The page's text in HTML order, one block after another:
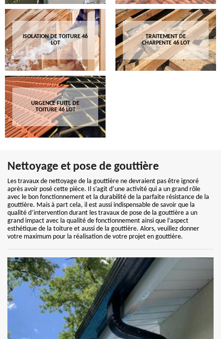
ISOLATION DE TOITURE 46
LOT
TRAITEMENT DE
CHARPENTE 46 LOT
URGENCE FUITE DE
TOITURE 46 LOT
Nettoyage et pose de gouttière
Les travaux de nettoyage de la gouttière ne devraient pas être ignoré
après avoir posé cette pièce. Il s’agit d’une activité qui a un grand rôle
avec le bon fonctionnement et la durabilité de la parfaite résistance de la
gouttière. Mais à part cela, il est aussi indispensable de savoir que la
qualité d’intervention durant les travaux de pose de la gouttière a un
grand impact avec la qualité de fonctionnement ainsi que l’aspect
esthétique de la toiture et aussi de la gouttière. Alors, veuillez donner
votre maximum pour la réalisation de votre projet en gouttière.